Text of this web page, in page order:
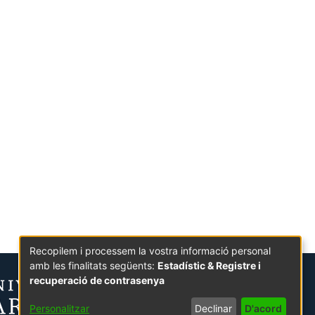
Recopilem i processem la vostra informació personal
amb les finalitats següents: Estadístic & Registre i
recuperació de contrasenya
Personalitzar Declinar D'acord